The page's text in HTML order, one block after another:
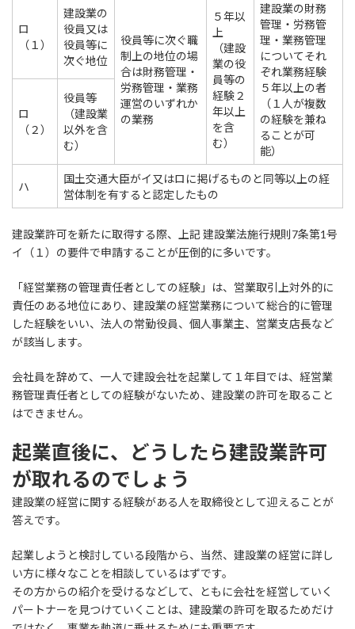
ロ
（１）
建設業の
役員又は
役員等に
次ぐ地位
役員等に次ぐ職
制上の地位の場
合は財務管理・
労務管理・業務
運営のいずれか
の業務
５年以
上
（建設
業の役
員等の
経験２
年以上
を含
む）
建設業の財務
管理・労務管
理・業務管理
についてそれ
ぞれ業務経験
５年以上の者
（１人が複数
の経験を兼ね
ることが可
能）
ロ
（２）
役員等
（建設業
以外を含
む）
ハ
国土交通大臣がイ又はロに掲げるものと同等以上の経
営体制を有すると認定したもの
建設業許可を新たに取得する際、上記 建設業法施行規則7条第1号
イ（１）の要件で申請することが圧倒的に多いです。
「経営業務の管理責任者としての経験」は、営業取引上対外的に
責任のある地位にあり、建設業の経営業務について総合的に管理
した経験をいい、法人の常勤役員、個人事業主、営業支店長など
が該当します。
会社員を辞めて、一人で建設会社を起業して１年目では、経営業
務管理責任者としての経験がないため、建設業の許可を取ること
はできません。
起業直後に、どうしたら建設業許可
が取れるのでしょう
建設業の経営に関する経験がある人を取締役として迎えることが
答えです。
起業しようと検討している段階から、当然、建設業の経営に詳し
い方に様々なことを相談しているはずです。
その方からの紹介を受けるなどして、ともに会社を経営していく
パートナーを見つけていくことは、建設業の許可を取るためだけ